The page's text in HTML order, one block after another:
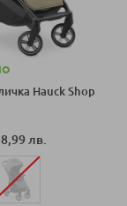
Hauck Shop
лв.